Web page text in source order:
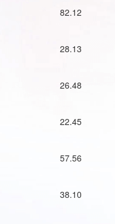
82.12
28.13
26.48
22.45
57.56
38.10